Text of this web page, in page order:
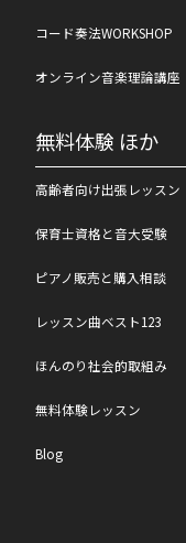
コード奏法WORKSHOP
オンライン音楽理論講座
無料体験 ほか
高齢者向け出張レッスン
保育士資格と音大受験
ピアノ販売と購入相談
レッスン曲ベスト123
ほんのり社会的取組み
無料体験レッスン
Blog